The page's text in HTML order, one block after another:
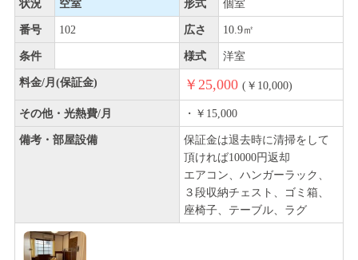
状況 空室 形式 個室
番号 102 広さ 10.9㎡
条件 様式 洋室
料金/月(保証金) ￥25,000 (￥10,000)
その他・光熱費/月 ・￥15,000
備考・部屋設備
保証金は退去時に清掃をして
頂ければ10000円返却
エアコン、ハンガーラック、
３段収納チェスト、ゴミ箱、
座椅子、テーブル、ラグ